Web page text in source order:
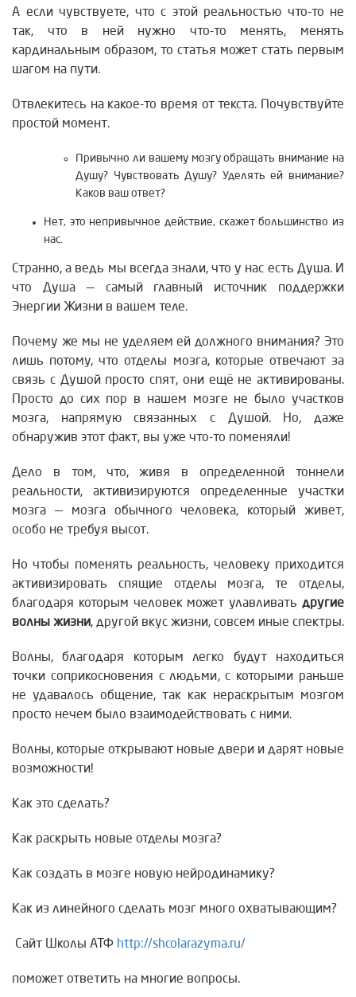
А если чувствуете, что с этой реальностью что-то не
так, что в ней нужно что-то менять, менять
кардинальным образом, то статья может стать первым
шагом на пути.
Отвлекитесь на какое-то время от текста. Почувствуйте
простой момент.
Привычно ли вашему мозгу обращать внимание на
Душу? Чувствовать Душу? Уделять ей внимание?
Каков ваш ответ?
Нет, это непривычное действие, скажет большинство из
нас.
Странно, а ведь мы всегда знали, что у нас есть Душа. И
что Душа — самый главный источник поддержки
Энергии Жизни в вашем теле.
Почему же мы не уделяем ей должного внимания? Это
лишь потому, что отделы мозга, которые отвечают за
связь с Душой просто спят, они ещё не активированы.
Просто до сих пор в нашем мозге не было участков
мозга, напрямую связанных с Душой. Но, даже
обнаружив этот факт, вы уже что-то поменяли!
Дело в том, что, живя в определенной тоннели
реальности, активизируются определенные участки
мозга — мозга обычного человека, который живет,
особо не требуя высот.
Но чтобы поменять реальность, человеку приходится
активизировать спящие отделы мозга, те отделы,
благодаря которым человек может улавливать другие
волны жизни, другой вкус жизни, совсем иные спектры.
Волны, благодаря которым легко будут находиться
точки соприкосновения с людьми, с которыми раньше
не удавалось общение, так как нераскрытым мозгом
просто нечем было взаимодействовать с ними.
Волны, которые открывают новые двери и дарят новые
возможности!
Как это сделать?
Как раскрыть новые отделы мозга?
Как создать в мозге новую нейродинамику?
Как из линейного сделать мозг много охватывающим?
Сайт Школы АТФ http://shcolarazyma.ru/
поможет ответить на многие вопросы.